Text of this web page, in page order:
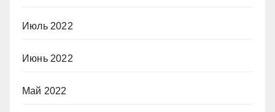
Июль 2022
Июнь 2022
Май 2022